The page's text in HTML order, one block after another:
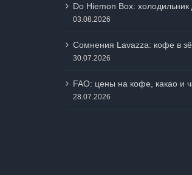
Do Hiemon Box:
03.08.2026
Сомнения Lavazza: кофе в
30.07.2026
FAO: цены на кофе, какао и
28.07.2026